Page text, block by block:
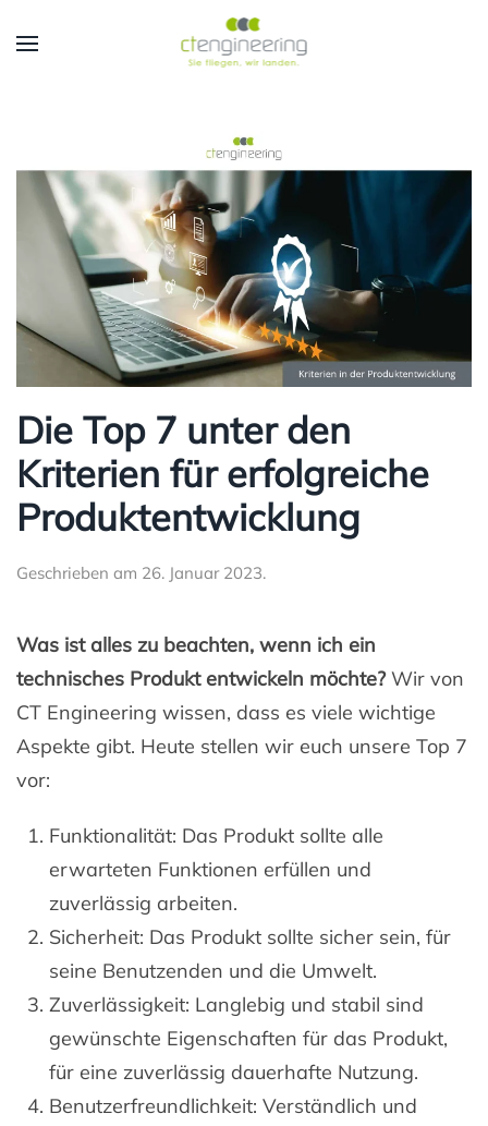
Skip to main content
Die Top 7 unter den
Kriterien für erfolgreiche
Produktentwicklung
Geschrieben am 26. Januar 2023.
Was ist alles zu beachten, wenn ich ein
technisches Produkt entwickeln möchte?Wir von
CT Engineering wissen, dass es viele wichtige
Aspekte gibt. Heute stellen wir euch unsere Top 7
vor:
Funktionalität: Das Produkt sollte alle
erwarteten Funktionen erfüllen und
zuverlässig arbeiten.
Sicherheit: Das Produkt sollte sicher sein, für
seine Benutzenden und die Umwelt.
Zuverlässigkeit: Langlebig und stabil sind
gewünschte Eigenschaften für das Produkt,
für eine zuverlässig dauerhafte Nutzung.
Benutzerfreundlichkeit: Verständlich und